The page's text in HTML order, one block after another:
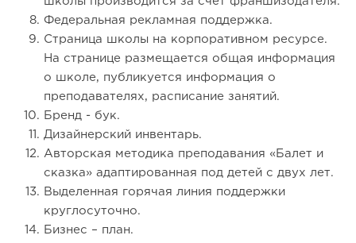
Федеральная рекламная поддержка.
Страница школы на корпоративном ресурсе.
На странице размещается общая информация
о школе, публикуется информация о
преподавателях, расписание занятий.
Бренд - бук.
Дизайнерский инвентарь.
Авторская методика преподавания «Балет и
сказка» адаптированная под детей с двух лет.
Выделенная горячая линия поддержки
круглосуточно.
Бизнес – план.